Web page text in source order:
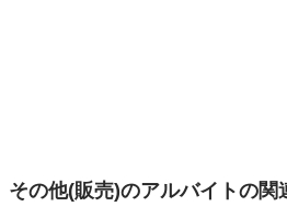
その他(販売)のアルバイトの関